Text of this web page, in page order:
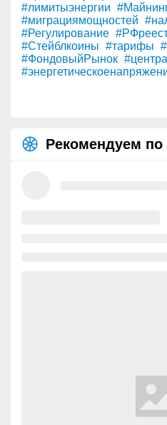
#лимитыэнергии
#миграциямощностей
#Регулирование
#Стейблкоины #тарифы
#ФондовыйРынок
Рекомендуем по